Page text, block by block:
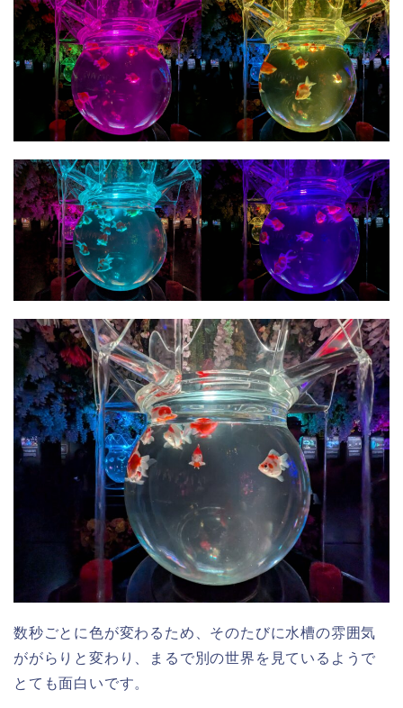
数秒ごとに色が変わるため、そのたびに水槽の雰囲気
ががらりと変わり、まるで別の世界を見ているようで
とても面白いです。